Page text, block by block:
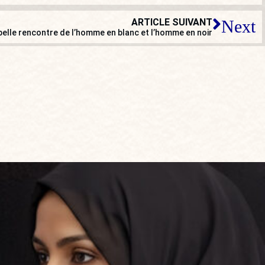
ARTICLE SUIVANT
rencontre de l’homme en blanc et l’homme en noir Next